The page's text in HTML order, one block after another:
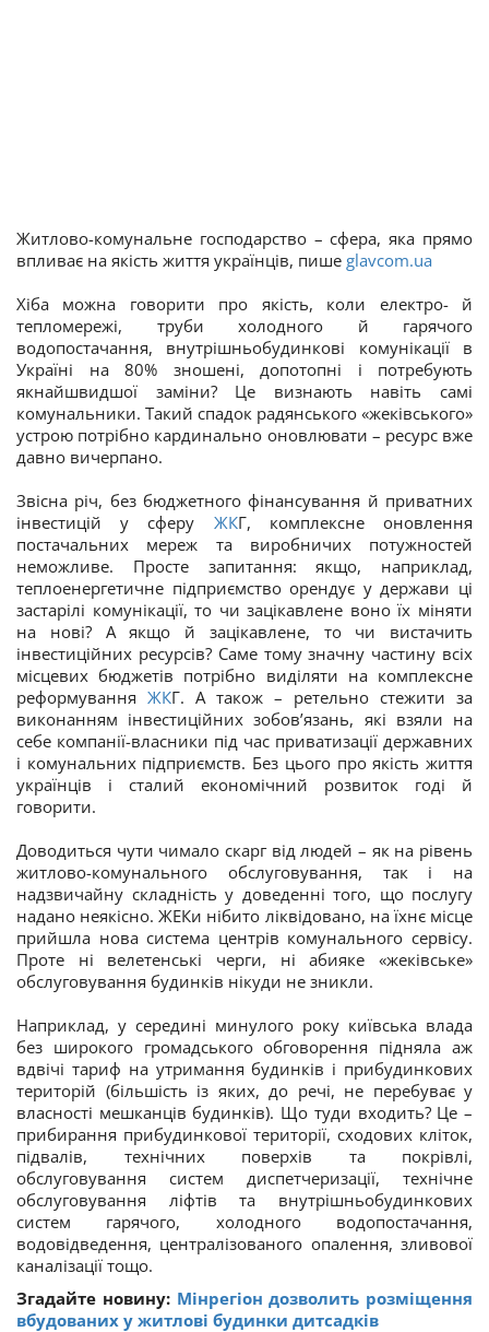
Житлово-комунальне господарство – сфера, яка прямо
впливає на якість життя українців, пише glavcom.ua
Хіба можна говорити про якість, коли електро- й
тепломережі, труби холодного й гарячого
водопостачання, внутрішньобудинкові комунікації в
Україні на 80% зношені, допотопні і потребують
якнайшвидшої заміни? Це визнають навіть самі
комунальники. Такий спадок радянського «жеківського»
устрою потрібно кардинально оновлювати – ресурс вже
давно вичерпано.
Звісна річ, без бюджетного фінансування й приватних
інвестицій у сферу ЖКГ, комплексне оновлення
постачальних мереж та виробничих потужностей
неможливе. Просте запитання: якщо, наприклад,
теплоенергетичне підприємство орендує у держави ці
застарілі комунікації, то чи зацікавлене воно їх міняти
на нові? А якщо й зацікавлене, то чи вистачить
інвестиційних ресурсів? Саме тому значну частину всіх
місцевих бюджетів потрібно виділяти на комплексне
реформування ЖКГ. А також – ретельно стежити за
виконанням інвестиційних зобов’язань, які взяли на
себе компанії-власники під час приватизації державних
і комунальних підприємств. Без цього про якість життя
українців і сталий економічний розвиток годі й
говорити.
Доводиться чути чимало скарг від людей – як на рівень
житлово-комунального обслуговування, так і на
надзвичайну складність у доведенні того, що послугу
надано неякісно. ЖЕКи нібито ліквідовано, на їхнє місце
прийшла нова система центрів комунального сервісу.
Проте ні велетенські черги, ні абияке «жеківське»
обслуговування будинків нікуди не зникли.
Наприклад, у середині минулого року київська влада
без широкого громадського обговорення підняла аж
вдвічі тариф на утримання будинків і прибудинкових
територій (більшість із яких, до речі, не перебуває у
власності мешканців будинків). Що туди входить? Це –
прибирання прибудинкової території, сходових кліток,
підвалів, технічних поверхів та покрівлі,
обслуговування систем диспетчеризації, технічне
обслуговування ліфтів та внутрішньобудинкових
систем гарячого, холодного водопостачання,
водовідведення, централізованого опалення, зливової
каналізації тощо.
Згадайте новину: Мінрегіон дозволить розміщення
вбудованих у житлові будинки дитсадків